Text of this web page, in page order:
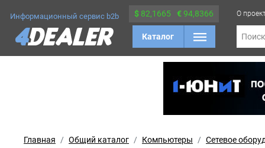
Информационный сервис b2b $ 82,1665 €94,8366
Каталог
О
Поиск
Главная Общий каталог Компьютеры Сетевое